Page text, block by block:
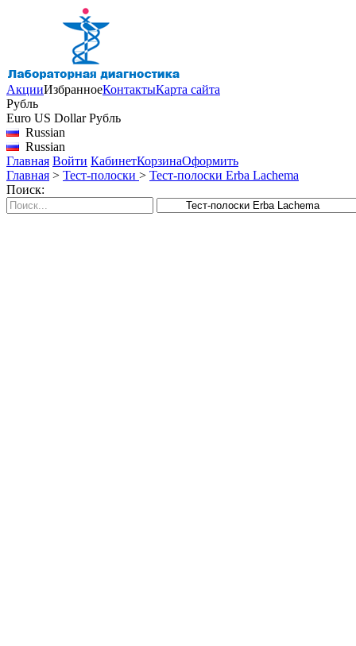
АкцииИзбранноеКонтактыКарта сайта
Рубль
Euro US Dollar Рубль
Russian
Russian
Главная Войти КабинетКорзинаОформить
Главная > Тест-полоски > Тест-полоски Erba Lachema
Поиск: